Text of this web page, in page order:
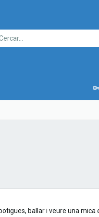
ballar i veure una mica